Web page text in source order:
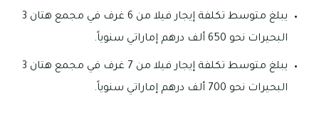
يبلغ متوسط تكلفة إيجار فيلا من 6 غرف في مجمع هتان 3
البحيرات نحو 650 ألف درهم إماراتي سنوياً.
يبلغ متوسط تكلفة إيجار فيلا من 7 غرف في مجمع هتان 3
البحيرات نحو 700 ألف درهم إماراتي سنوياً.